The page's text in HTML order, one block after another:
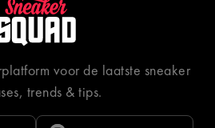
voor de laatste sneaker
trends & tips.